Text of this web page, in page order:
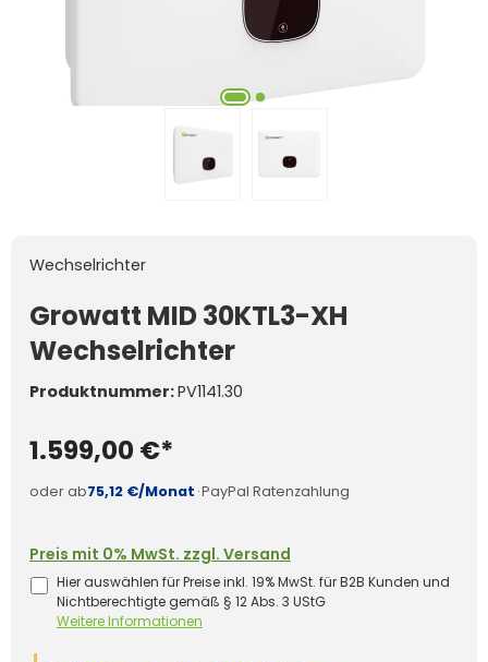
Wechselrichter
Growatt MID 30KTL3-XH
Wechselrichter
Produktnummer:PV1141.30
1.599,00 €*
oder ab75,12 €/Monat ·PayPal Ratenzahlung
Preis mit 0% MwSt. zzgl. Versand
Hier auswählen für Preise inkl. 19% MwSt. für B2B Kunden und
Nichtberechtigte gemäß § 12 Abs. 3 UStG
Weitere Informationen